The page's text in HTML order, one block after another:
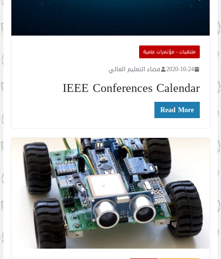
ملتقيات - مؤتمرات علمية
2020-10-24 فضاء التعليم العالي
IEEE Conferences Calendar
Read More